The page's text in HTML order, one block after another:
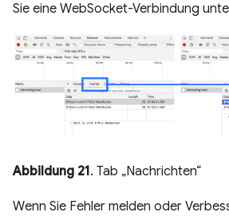
Sie eine WebSocket-Verbindung
Abbildung 21. Tab „Nachrichten“
Wenn Sie Fehler melden oder